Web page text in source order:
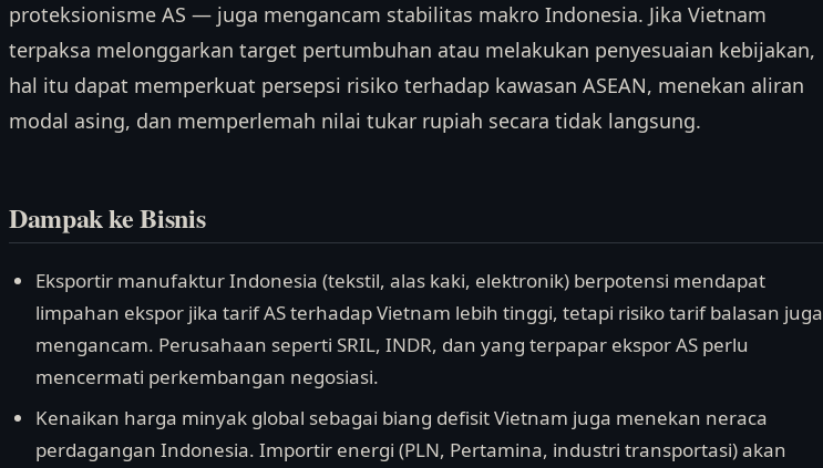
proteksionisme AS — juga mengancam stabilitas makro Indonesia. Jika Vietnam
terpaksa melonggarkan target pertumbuhan atau melakukan penyesuaian kebijakan,
hal itu dapat memperkuat persepsi risiko terhadap kawasan ASEAN, menekan aliran
modal asing, dan memperlemah nilai tukar rupiah secara tidak langsung.
Dampak ke Bisnis
Eksportir manufaktur Indonesia (tekstil, alas kaki, elektronik) berpotensi mendapat
limpahan ekspor jika tarif AS terhadap Vietnam lebih tinggi, tetapi risiko tarif balasan juga
mengancam. Perusahaan seperti SRIL, INDR, dan yang terpapar ekspor AS perlu
mencermati perkembangan negosiasi.
Kenaikan harga minyak global sebagai biang defisit Vietnam juga menekan neraca
perdagangan Indonesia. Importir energi (PLN, Pertamina, industri transportasi) akan